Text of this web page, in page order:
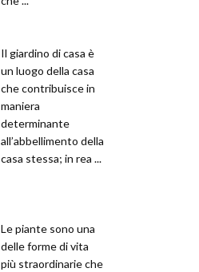
Il giardino di casa è
un luogo della casa
che contribuisce in
maniera
determinante
all’abbellimento della
casa stessa; in rea ...
Le piante sono una
delle forme di vita
più straordinarie che